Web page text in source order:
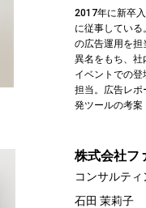
2017年に新卒
に従事してい
の広告運用を
異名をもち、社
イベントでの
担当。広告レ
発ツールの考案
株式会社フ
コンサルテ
石田 茉莉子